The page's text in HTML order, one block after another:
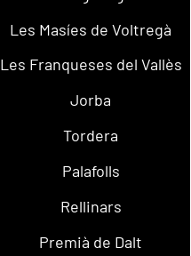
Les Masíes de Voltregà
Les Franqueses del Vallès
Jorba
Tordera
Palafolls
Rellinars
Premià de Dalt